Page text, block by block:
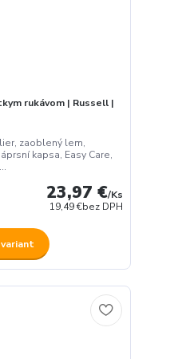
rukávom | Russell |
zaoblený lem,
kapsa, Easy Care,
23,97 €/Ks
19,49 €bez DPH